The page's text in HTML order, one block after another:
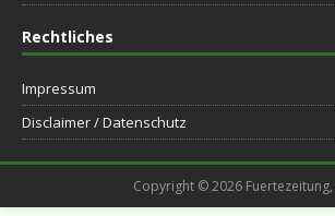
Rechtliches
Impressum
Disclaimer / Datenschutz
Copyright © 2026 Fuertezeitung,